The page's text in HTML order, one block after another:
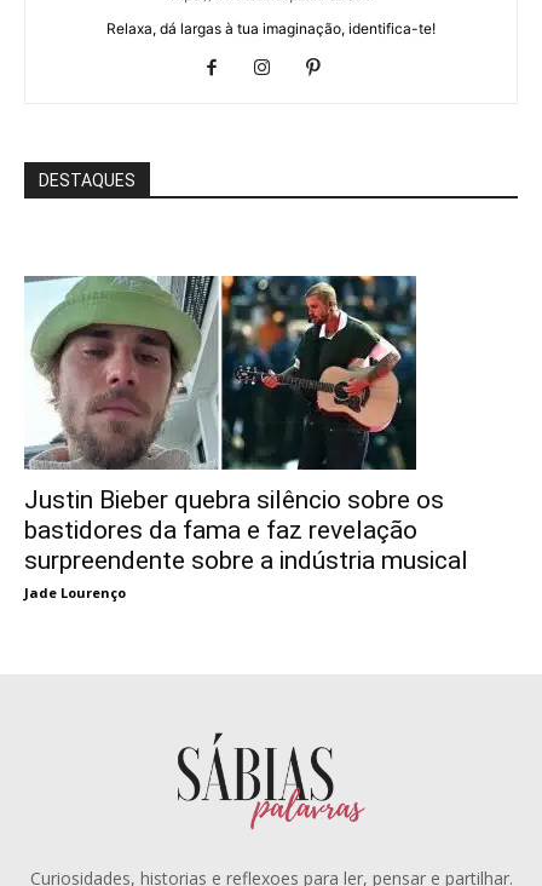
Relaxa, dá largas à tua imaginação, identifica-te!
DESTAQUES
Justin Bieber quebra silêncio sobre os
bastidores da fama e faz revelação
surpreendente sobre a indústria musical
Jade Lourenço
Curiosidades, historias e reflexoes para ler, pensar e partilhar.